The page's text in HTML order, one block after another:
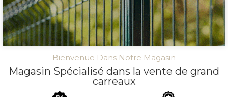
Bienvenue Dans Notre Magasin
Magasin Spécialisé dans la vente de grand
carreaux